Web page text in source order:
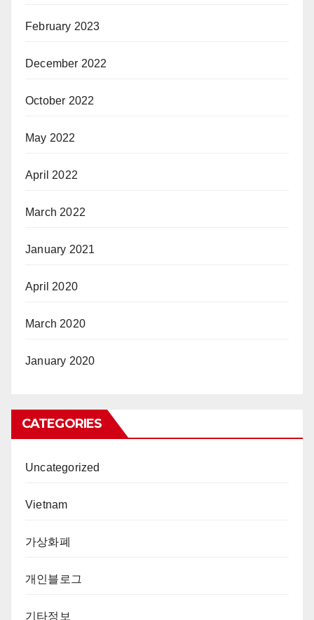
February 2023
December 2022
October 2022
May 2022
April 2022
March 2022
January 2021
April 2020
March 2020
January 2020
CATEGORIES
Uncategorized
Vietnam
가상화폐
개인블로그
기타정보